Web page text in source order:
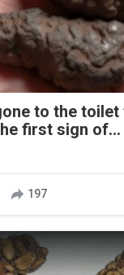
to the
first sign of...
197